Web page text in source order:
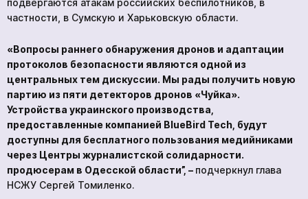
частности, в Сумскую и Харьковскую области.
«Вопросы раннего обнаружения дронов и адаптации
протоколов безопасности являются одной из
центральных тем дискуссии. Мы рады получить новую
партию из пяти детекторов дронов «Чуйка».
Устройства украинского производства,
предоставленные компанией BlueBird Tech, будут
доступны для бесплатного пользования медийниками
через Центры журналистской солидарности.
продюсерам в Одесской области”, – подчеркнул глава
НСЖУ Сергей Томиленко.